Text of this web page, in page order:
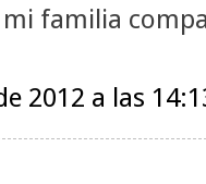
familia
2012 a las